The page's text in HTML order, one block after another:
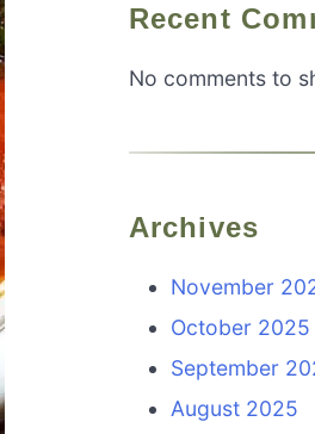
Recent
No comments to
Archives
November
October 2025
September
August 2025